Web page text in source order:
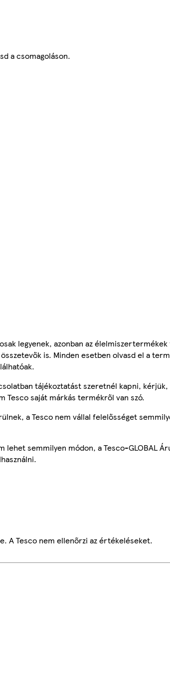
a csomagoláson.
legyenek, azonban az élelmiszertermékek
is. Minden esetben olvasd el a
tájékoztatást szeretnél kapni, kérjük,
Tesco saját márkás termékről van szó.
a Tesco nem vállal felelősséget
semmilyen módon, a Tesco-GLOBAL
A Tesco nem ellenőrzi az értékeléseket.